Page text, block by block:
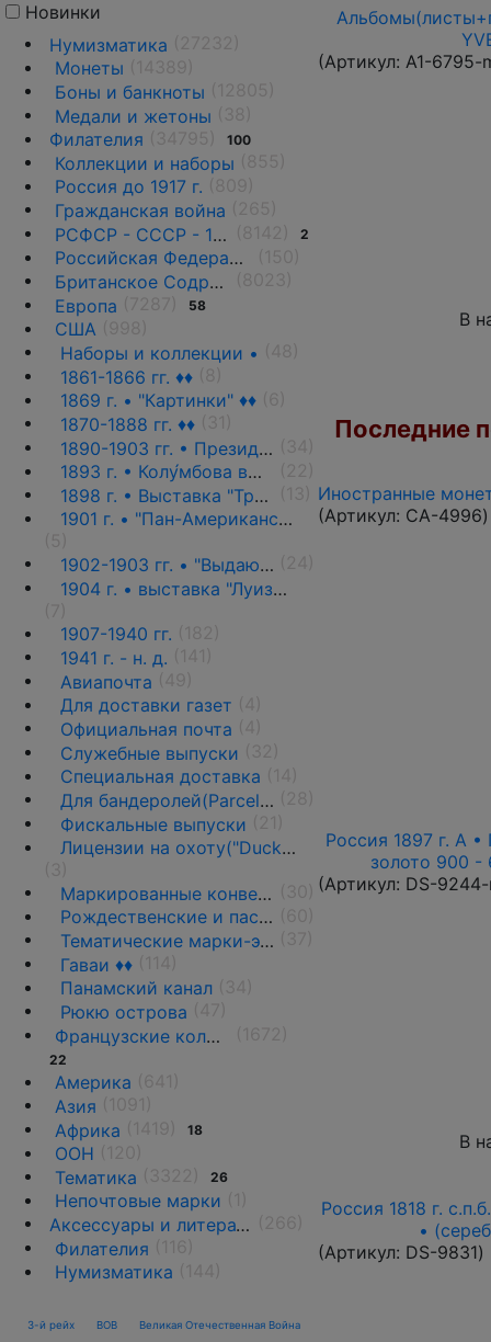
Новинки
Нумизматика
Монеты
Боны и банкноты
Медали и жетоны
Филателия
100
Коллекции и наборы
Россия до 1917 г.
Гражданская война
РСФСР - СССР - 1918 - 1991
2
Российская Федерация(1992 г.-н.д.)
Британское Содружество
Европа
58
США
Наборы и коллекции •
1861-1866 гг. ♦♦
1869 г. • "Картинки" ♦♦
1870-1888 гг. ♦♦
1890-1903 гг. • Президенты и политики ♦♦
1893 г. • Колу́мбова выставка ♦♦
1898 г. • Выставка "Транс-Миссисипи" ♦♦
1901 г. • "Пан-Американская выставка" ♦♦
1902-1903 гг. • "Выдающиеся граждане" ♦♦
1904 г. • выставка "Луизиана" ♦♦
1907-1940 гг.
1941 г. - н. д.
Авиапочта
Для доставки газет
Официальная почта
Служебные выпуски
Специальная доставка
Для бандеролей(Parcel post) ♦♦
Фискальные выпуски
Лицензии на охоту("Duck stamps")
Маркированные конверты, ПК и вырезки
Рождественские и пасхальные этикетки
Тематические марки-этикетки
Гаваи ♦♦
Панамский канал
Рюкю острова
Французские колонии и территории
22
Америка
Азия
Африка
18
ООН
Тематика
26
Непочтовые марки
Аксессуары и литература
Филателия
Нумизматика
3-й рейх ВОВ Великая Отечественная Война
(Артикул: A1-6795-
В
Последние
Иностранные
(Артикул: CA-4996)
Россия 1897 г. А
золото 900 -
(Артикул: DS-
В
Россия 1818 г.
•
(Артикул: DS-9831)